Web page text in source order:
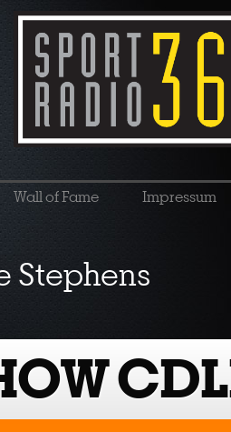
Wall of Fame Impressum
Stephens